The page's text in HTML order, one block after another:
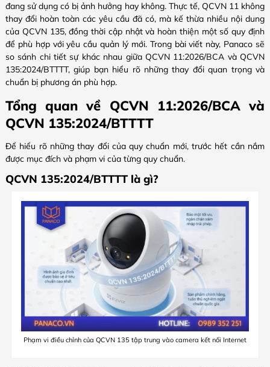
đang sử dụng có bị ảnh hưởng hay không. Thực tế, QCVN 11 không
thay đổi hoàn toàn các yêu cầu đã có, mà kế thừa nhiều nội dung
của QCVN 135, đồng thời cập nhật và hoàn thiện một số quy định
để phù hợp với yêu cầu quản lý mới. Trong bài viết này, Panaco sẽ
so sánh chi tiết sự khác nhau giữa QCVN 11:2026/BCA và QCVN
135:2024/BTTTT, giúp bạn hiểu rõ những thay đổi quan trọng và
chuẩn bị phương án phù hợp.
Tổng quan về QCVN 11:2026/BCA và
QCVN 135:2024/BTTTT
Để hiểu rõ những thay đổi của quy chuẩn mới, trước hết cần nắm
được mục đích và phạm vi của từng quy chuẩn.
QCVN 135:2024/BTTTT là gì?
Phạm vi điều chỉnh của QCVN 135 tập trung vào camera kết nối Internet